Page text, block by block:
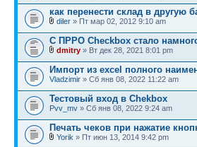
как перенести склад в другую
diler » Пт мар 02, 2012 9:10 am
С ПРРО Checkbox стало
dmitry » Вт дек 28, 2021 8:01 pm
Импорт из excel полного
Vladzimir » Сб янв 08, 2022 11:22 am
Тестовый вход в Chekbox
Pvv_mv » Сб янв 08, 2022 9:24 am
Печать чеков при нажатие
Yorik » Пт июн 13, 2014 9:42 pm